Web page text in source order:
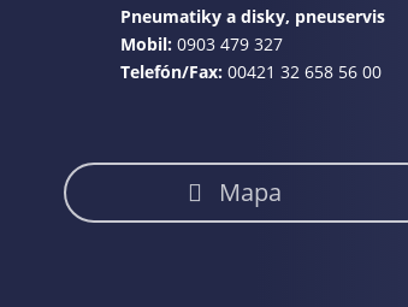
Pneumatiky a disky, pneuservis
Mobil: 0903 479 327
Telefón/Fax: 00421 32 658 56 00
Mapa